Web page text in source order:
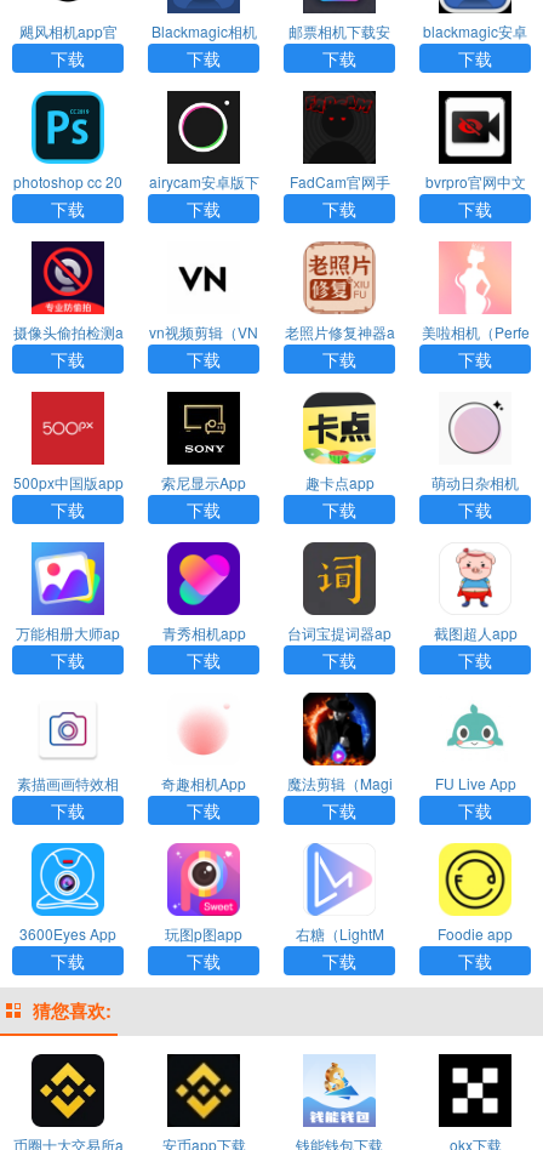
飓风相机app官
方下载
下载
Blackmagic相机
下载安装
下载
邮票相机下载安
装手机版
下载
blackmagic安卓
版下载
下载
photoshop cc 20
19 手机版下载
下载
airycam安卓版下
载
下载
FadCam官网手
机版下载
下载
bvrpro官网中文
版
下载
摄像头偷拍检测a
pp
下载
vn视频剪辑（VN
- Video Editor）
app
下载
老照片修复神器a
pp
下载
美啦相机（Perfe
ct Me）app
下载
500px中国版app
下载
索尼显示App
下载
趣卡点app
下载
萌动日杂相机
（RiZaCam）ap
p
下载
万能相册大师ap
p
下载
青秀相机app
下载
台词宝提词器ap
p
下载
截图超人app
下载
素描画画特效相
机app
下载
奇趣相机App
下载
魔法剪辑（Magi
c Video）App
下载
FU Live App
下载
3600Eyes App
下载
玩图p图app
下载
右糖（LightM
V）app
下载
Foodie app
下载
猜您喜欢:
币圈十大交易所a 安币app下载 钱能钱包下载 okx下载